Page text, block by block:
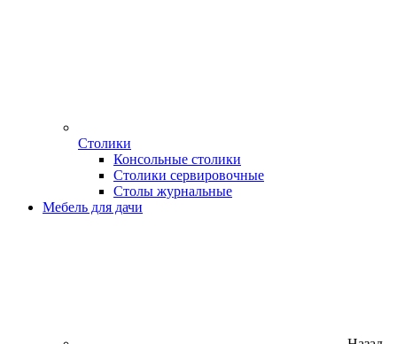
Столики
Консольные столики
Столики сервировочные
Столы журнальные
Мебель для дачи